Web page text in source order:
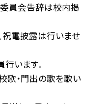
員会告辞は校内掲
祝電披露は行いませ
います。
歌・門出の歌を歌い